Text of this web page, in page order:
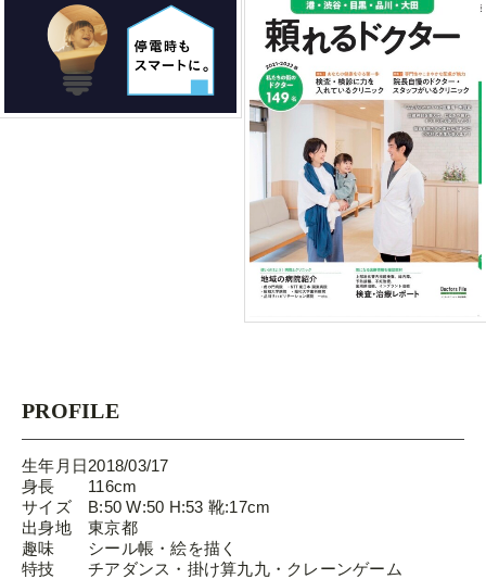
PROFILE
生年月日2018/03/17
身長
116cm
サイズ
B:50 W:50 H:53 靴:17cm
出身地
東京都
趣味
シール帳・絵を描く
特技
チアダンス・掛け算九九・クレーンゲーム